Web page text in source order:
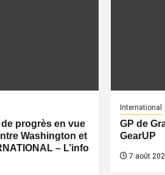
de progrès en vue
Washington et
– L’info
International
GP de
GearUP
7 août